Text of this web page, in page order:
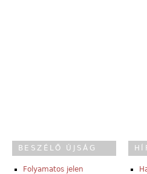
BESZÉLŐ ÚJSÁG
Folyamatos jelen